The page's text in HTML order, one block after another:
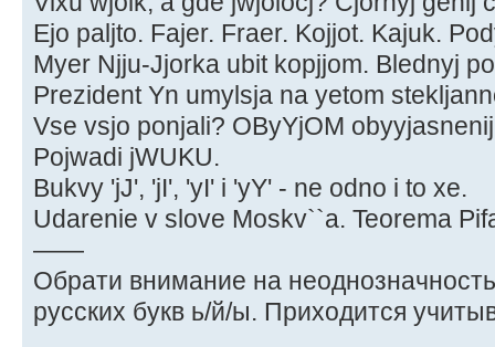
Ejo paljto. Fajer. Fraer. Kojjot. Kajuk.
Myer Njju-Jjorka ubit kopjjom. Blednyj
Prezident Yn umylsja na yetom
Vse vsjo ponjali? OByYjOM
Pojwadi jWUKU.
Bukvy 'jJ', 'jI', 'yI' i 'yY' - ne odno i to xe.
Udarenie v slove Moskv``a. Teorema
——
Обрати внимание на
русских букв ь/й/ы. Приходится